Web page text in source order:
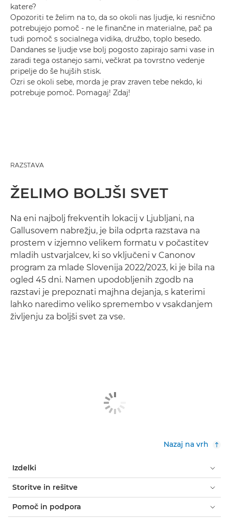
katere?
Opozoriti te želim na to, da so okoli nas ljudje, ki resnično
potrebujejo pomoč - ne le finančne in materialne, pač pa
tudi pomoč s socialnega vidika, družbo, toplo besedo.
Dandanes se ljudje vse bolj pogosto zapirajo sami vase in
zaradi tega ostanejo sami, večkrat pa tovrstno vedenje
pripelje do še hujših stisk.
Ozri se okoli sebe, morda je prav zraven tebe nekdo, ki
potrebuje pomoč. Pomagaj! Zdaj!
RAZSTAVA
ŽELIMO BOLJŠI SVET
Na eni najbolj frekventih lokacij v Ljubljani, na
Gallusovem nabrežju, je bila odprta razstava na
prostem v izjemno velikem formatu v počastitev
mladih ustvarjalcev, ki so vključeni v Canonov
program za mlade Slovenija 2022/2023, ki je bila na
ogled 45 dni. Namen upodobljenih zgodb na
razstavi je prepoznati majhna dejanja, s katerimi
lahko naredimo veliko spremembo v vsakdanjem
življenju za boljši svet za vse.
Nazaj na vrh
Izdelki
Storitve in rešitve
Pomoč in podpora